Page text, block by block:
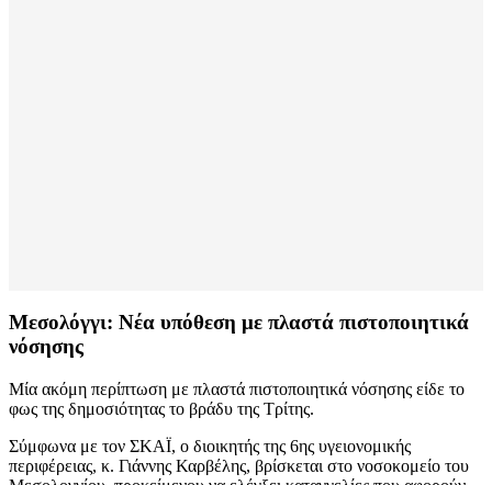
Μεσολόγγι: Νέα υπόθεση με πλαστά πιστοποιητικά
νόσησης
Μία ακόμη περίπτωση με πλαστά πιστοποιητικά νόσησης είδε το
φως της δημοσιότητας το βράδυ της Τρίτης.
Σύμφωνα με τον ΣΚΑΪ, ο διοικητής της 6ης υγειονομικής
περιφέρειας, κ. Γιάννης Καρβέλης, βρίσκεται στο νοσοκομείο του